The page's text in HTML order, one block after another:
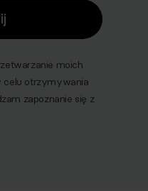
moich
celu otrzymywania
zapoznanie się z